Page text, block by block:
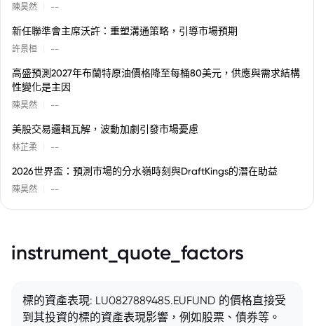
陳昊然 --
新任聯準會主席沃許：重塑溝通策略，引導市場預期
許景桓 --
高盛預測2027年布蘭特原油價格降至每桶80美元，供應與需求結構
性變化是主因
陳昊然 --
美股交易邏輯瓦解，波動加劇引發市場憂慮
林芷柔 --
2026世界盃：預測市場的分水嶺時刻與DraftKings的潛在助益
陳昊然 --
instrument_quote_factors
標的資產表現: LU0827889485.EUFUND 的價格直接受
到其投資的標的資產表現影響，例如股票、債券等。